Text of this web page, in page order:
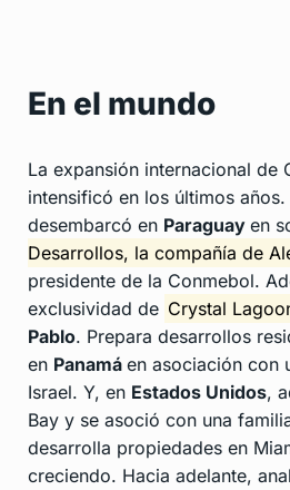
En el mundo
La expansión internacional de
intensificó en los últimos
desembarcó en Paraguay en
Desarrollos, la compañía de
presidente de la Conmebol.
exclusividad de Crystal
Pablo. Prepara desarrollos
en Panamá en asociación con
Israel. Y, en Estados Unidos,
Bay y se asoció con una
desarrolla propiedades en
creciendo. Hacia adelante,